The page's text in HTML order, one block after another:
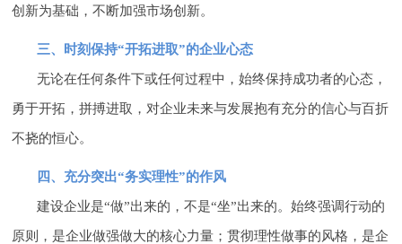
创新为基础，不断加强市场创新。
三、时刻保持“开拓进取”的企业心态
无论在任何条件下或任何过程中，始终保持成功者的心态，
勇于开拓，拼搏进取，对企业未来与发展抱有充分的信心与百折
不挠的恒心。
四、充分突出“务实理性”的作风
建设企业是“做”出来的，不是“坐”出来的。始终强调行动的
原则，是企业做强做大的核心力量；贯彻理性做事的风格，是企